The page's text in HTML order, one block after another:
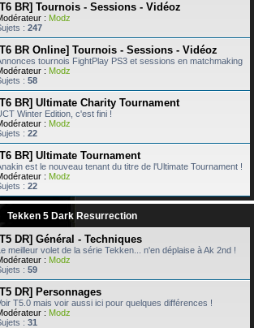
BR] Tournois - Sessions - Vidéoz
: Modz
: 247
BR Online] Tournois - Sessions - Vidéoz
tournois FightPlay PS3 et sessions en matchmaking
: Modz
: 58
BR] Ultimate Charity Tournament
Winter Edition, c'est fini !
: Modz
: 22
BR] Ultimate Tournament
est le nouveau tenant du titre de l'Ultimate Tournament !
: Modz
: 22
Tekken 5 Dark Resurrection
DR] Général - Techniques
meilleur volet de la série Tekken... n'en déplaise à Ak 2nd !
: Modz
: 59
DR] Personnages
T5.0 mais voir aussi ici pour quelques différences !
: Modz
: 31